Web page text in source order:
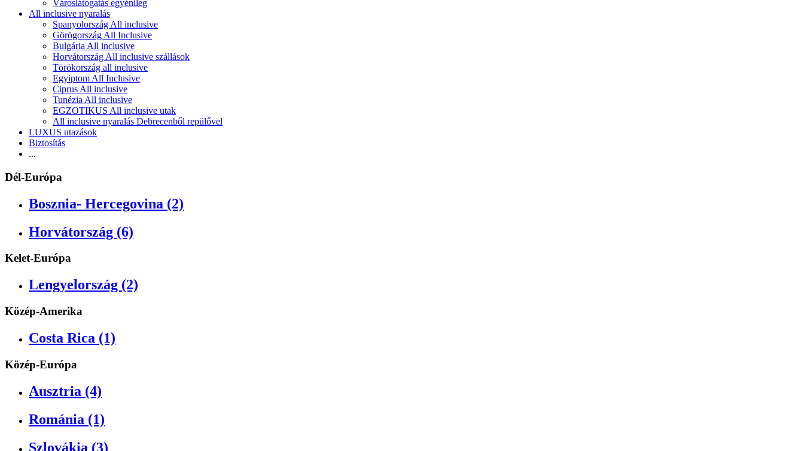
Városlátogatás egyénileg
All inclusive nyaralás
Spanyolország All inclusive
Görögország All Inclusive
Bulgária All inclusive
Horvátország All inclusive szállások
Törökország all inclusive
Egyiptom All Inclusive
Ciprus All inclusive
Tunézia All inclusive
EGZOTIKUS All inclusive utak
All inclusive nyaralás Debrecenből repülővel
LUXUS utazások
Biztosítás
...
Dél-Európa
Bosznia- Hercegovina (2)
Horvátország (6)
Kelet-Európa
Lengyelország (2)
Közép-Amerika
Costa Rica (1)
Közép-Európa
Ausztria (4)
Románia (1)
Szlovákia (3)